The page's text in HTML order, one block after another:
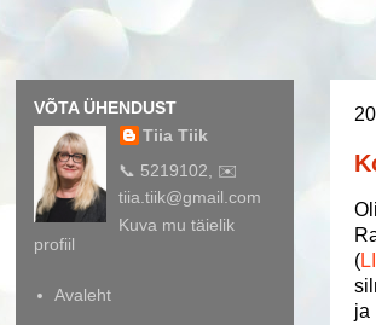
(
ja
VÕTA ÜHENDUST
Tiia Tiik
📞 5219102, ✉️
tiia.tiik@gmail.com
Kuva mu täielik
profiil
Avaleht